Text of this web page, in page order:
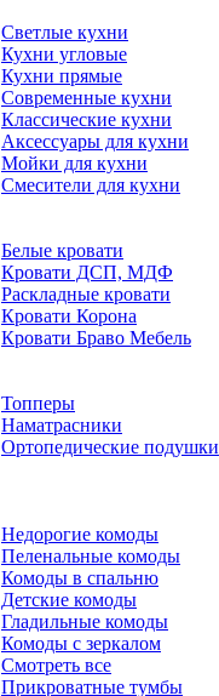
Светлые кухни
Кухни угловые
Кухни прямые
Современные кухни
Классические кухни
Аксессуары для кухни
Мойки для кухни
Смесители для кухни
Белые кровати
Кровати ДСП, МДФ
Раскладные кровати
Кровати Корона
Кровати Браво Мебель
Топперы
Наматрасники
Ортопедические подушки
Недорогие комоды
Пеленальные комоды
Комоды в спальню
Детские комоды
Гладильные комоды
Комоды с зеркалом
Смотреть все
Прикроватные тумбы